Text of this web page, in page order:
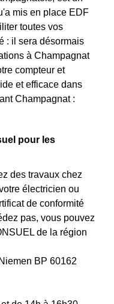
mis en place EDF
toutes vos
: il sera désormais
à Champagnat
compteur et
et efficace dans
Champagnat :
pour les
des travaux chez
électricien ou
de conformité
pas, vous pouvez
de la région
BP 60162